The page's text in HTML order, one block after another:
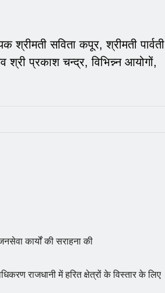
सविता कपूर, श्रीमती पार्वती
श्री प्रकाश चन्द्र, विभिन्न्न आयोगों,
कार्यों की सराहना की
राजधानी में हरित क्षेत्रों के विस्तार के लिए